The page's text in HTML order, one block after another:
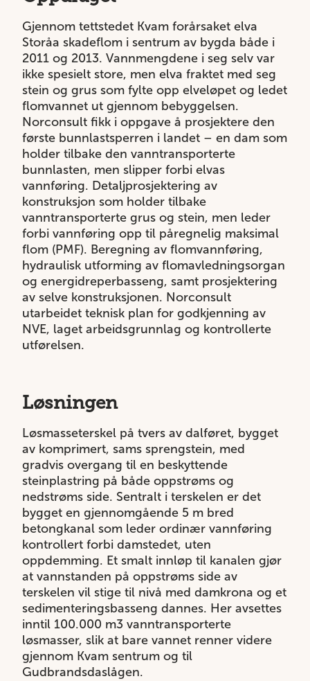
Gjennom tettstedet Kvam forårsaket elva
Storåa skadeflom i sentrum av bygda både i
2011 og 2013. Vannmengdene i seg selv var
ikke spesielt store, men elva fraktet med seg
stein og grus som fylte opp elveløpet og ledet
flomvannet ut gjennom bebyggelsen.
Norconsult fikk i oppgave å prosjektere den
første bunnlastsperren i landet – en dam som
holder tilbake den vanntransporterte
bunnlasten, men slipper forbi elvas
vannføring. Detaljprosjektering av
konstruksjon som holder tilbake
vanntransporterte grus og stein, men leder
forbi vannføring opp til påregnelig maksimal
flom (PMF). Beregning av flomvannføring,
hydraulisk utforming av flomavledningsorgan
og energidreperbasseng, samt prosjektering
av selve konstruksjonen. Norconsult
utarbeidet teknisk plan for godkjenning av
NVE, laget arbeidsgrunnlag og kontrollerte
utførelsen.
Løsningen
Løsmasseterskel på tvers av dalføret, bygget
av komprimert, sams sprengstein, med
gradvis overgang til en beskyttende
steinplastring på både oppstrøms og
nedstrøms side. Sentralt i terskelen er det
bygget en gjennomgående 5 m bred
betongkanal som leder ordinær vannføring
kontrollert forbi damstedet, uten
oppdemming. Et smalt innløp til kanalen gjør
at vannstanden på oppstrøms side av
terskelen vil stige til nivå med damkrona og et
sedimenteringsbasseng dannes. Her avsettes
inntil 100.000 m3 vanntransporterte
løsmasser, slik at bare vannet renner videre
gjennom Kvam sentrum og til
Gudbrandsdaslågen.